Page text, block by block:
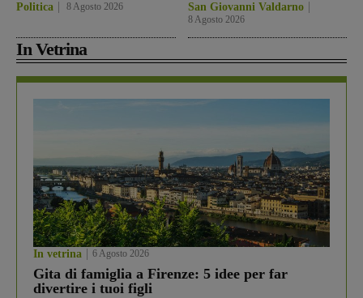
Politica 8 Agosto 2026 San Giovanni Valdarno
8 Agosto 2026
In Vetrina
In vetrina 6 Agosto 2026
Gita di famiglia a Firenze: 5 idee per far
divertire i tuoi figli